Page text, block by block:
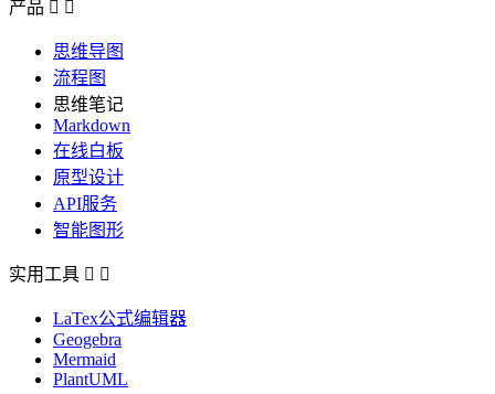
产品  
思维导图
流程图
思维笔记
Markdown
在线白板
原型设计
API服务
智能图形
实用工具  
LaTex公式编辑器
Geogebra
Mermaid
PlantUML